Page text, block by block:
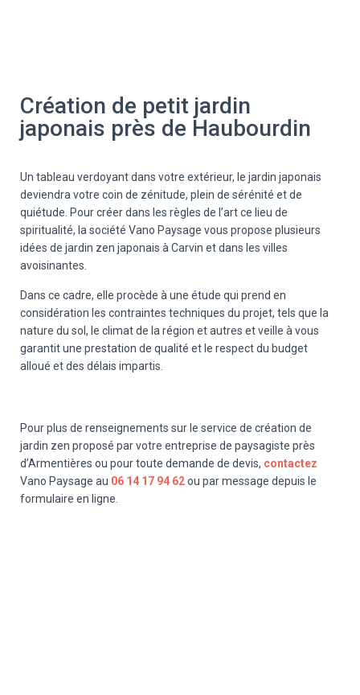
Création de petit jardin
japonais près de Haubourdin
Un tableau verdoyant dans votre extérieur, le jardin japonais
deviendra votre coin de zénitude, plein de sérénité et de
quiétude. Pour créer dans les règles de l’art ce lieu de
spiritualité, la société Vano Paysage vous propose plusieurs
idées de jardin zen japonais à Carvin et dans les villes
avoisinantes.
Dans ce cadre, elle procède à une étude qui prend en
considération les contraintes techniques du projet, tels que la
nature du sol, le climat de la région et autres et veille à vous
garantit une prestation de qualité et le respect du budget
alloué et des délais impartis.
Pour plus de renseignements sur le service de création de
jardin zen proposé par votre entreprise de paysagiste près
d’Armentières ou pour toute demande de devis, contactez
Vano Paysage au 06 14 17 94 62ou par message depuis le
formulaire en ligne.